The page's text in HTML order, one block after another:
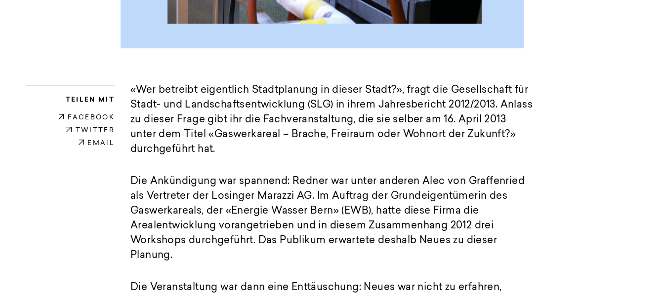
TEILEN MIT
FACEBOOK
TWITTER
EMAIL
«Wer betreibt eigentlich Stadtplanung in dieser Stadt?», fragt die Gesellschaft für
Stadt- und Landschaftsentwicklung (SLG) in ihrem Jahresbericht 2012/2013. Anlass
zu dieser Frage gibt ihr die Fachveranstaltung, die sie selber am 16. April 2013
unter dem Titel «Gaswerkareal – Brache, Freiraum oder Wohnort der Zukunft?»
durchgeführt hat.
Die Ankündigung war spannend: Redner war unter anderen Alec von Graffenried
als Vertreter der Losinger Marazzi AG. Im Auftrag der Grundeigentümerin des
Gaswerkareals, der «Energie Wasser Bern» (EWB), hatte diese Firma die
Arealentwicklung vorangetrieben und in diesem Zusammenhang 2012 drei
Workshops durchgeführt. Das Publikum erwartete deshalb Neues zu dieser
Planung.
Die Veranstaltung war dann eine Enttäuschung: Neues war nicht zu erfahren,